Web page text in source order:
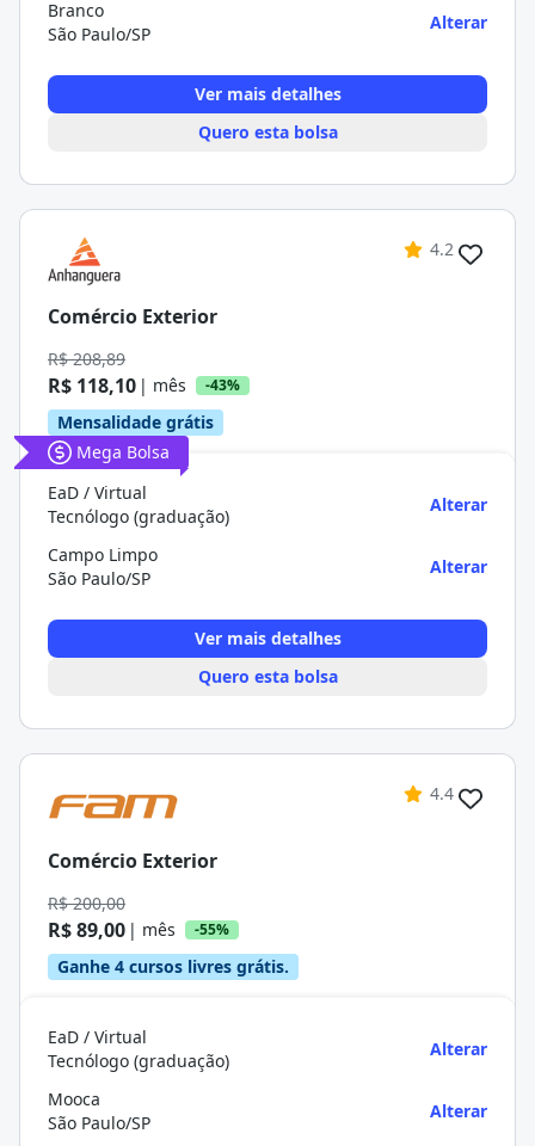
Branco
São Paulo/SP
Alterar
Ver mais detalhes
Quero esta bolsa
4.2
Comércio Exterior
R$ 208,89
R$ 118,10 | mês -43%
Mensalidade grátis
Mega Bolsa
EaD / Virtual
Tecnólogo (graduação)
Alterar
Campo Limpo
São Paulo/SP
Alterar
Ver mais detalhes
Quero esta bolsa
4.4
Comércio Exterior
R$ 200,00
R$ 89,00 | mês -55%
Ganhe 4 cursos livres grátis.
EaD / Virtual
Tecnólogo (graduação)
Alterar
Mooca
São Paulo/SP
Alterar